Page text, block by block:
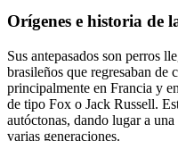
Orígenes e historia de
Sus antepasados son perros
brasileños que regresaban de
principalmente en Francia y
de tipo Fox o Jack Russell.
autóctonas, dando lugar a
varias generaciones.